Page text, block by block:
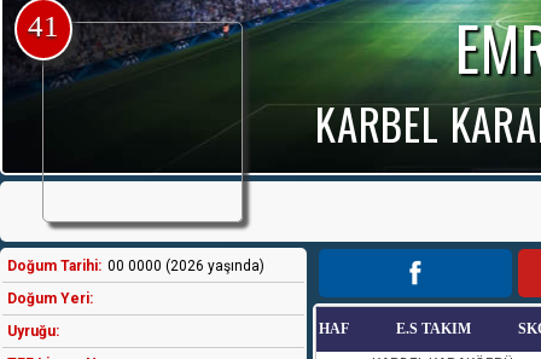
KARBEL
41
Doğum Tarihi: 00 0000 (2026 yaşında)
Doğum Yeri:
Uyruğu:
HAF E.S TAKIM